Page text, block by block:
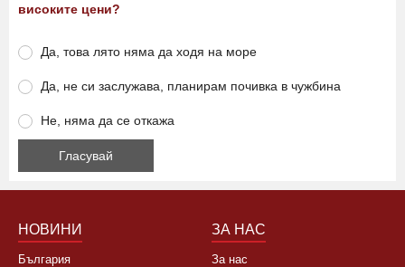
високите цени?
Да, това лято няма да ходя на море
Да, не си заслужава, планирам почивка в чужбина
Не, няма да се откажа
НОВИНИ
България
ЗА НАС
За нас